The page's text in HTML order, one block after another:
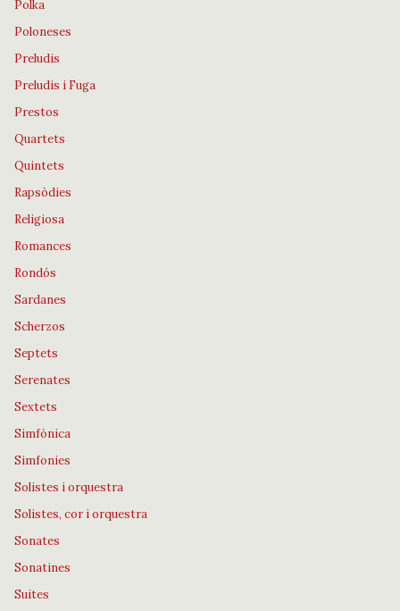
Polka
Poloneses
Preludis
Preludis i Fuga
Prestos
Quartets
Quintets
Rapsòdies
Religiosa
Romances
Rondós
Sardanes
Scherzos
Septets
Serenates
Sextets
Simfònica
Simfonies
Solistes i orquestra
Solistes, cor i orquestra
Sonates
Sonatines
Suites